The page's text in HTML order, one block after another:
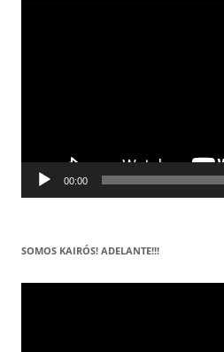
00:00
SOMOS KAIRÓS! ADELANTE!!!
Reproductor